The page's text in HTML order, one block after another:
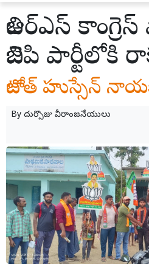
బిఆర్ఎస్
బిజెపి పార్టీలోకి
జాటోత్ హుస్సేన్
By దుర్సొజు వీరాంజనేయులు